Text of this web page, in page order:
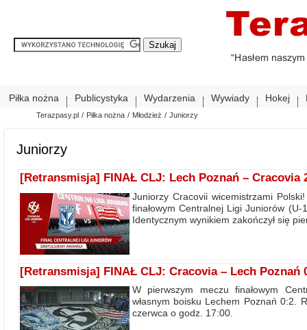
Piłka nożna Publicystyka Wydarzenia Wywiady Hokej
Terazpasy.pl / Piłka nożna / Młodzież / Juniorzy
Juniorzy
[Retransmisja] FINAŁ CLJ: Lech Poznań –
Juniorzy Cracovii wicemistrzami
finałowym Centralnej Ligi Juniorów
Identycznym wynikiem zakończył się
[Retransmisja] FINAŁ CLJ: Cracovia – Lech Poznań
W pierwszym meczu finałowym
własnym boisku Lechem Poznań 0:2.
czerwca o godz. 17:00.